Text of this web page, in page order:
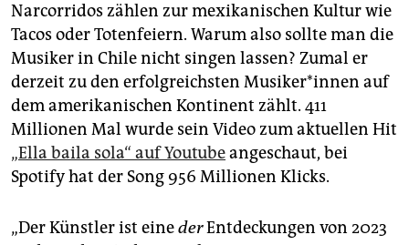
Narcorridos zählen zur mexikanischen Kultur wie
Tacos oder Totenfeiern. Warum also sollte man die
Musiker in Chile nicht singen lassen? Zumal er
derzeit zu den erfolgreichsten Mu­si­ke­r*in­nen auf
dem amerikanischen Kontinent zählt. 411
Millionen Mal wurde sein Video zum aktuellen Hit
„Ella baila sola“ auf Youtubeangeschaut, bei
Spotify hat der Song 956 Millionen Klicks.
„Der Künstler ist einederEntdeckungen von 2023